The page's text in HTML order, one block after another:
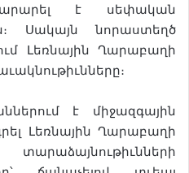
է սեփական
Սակայն նորաստեղծ
Լեռնային Ղարաբաղի
է միջազգային
Լեռնային Ղարաբաղի